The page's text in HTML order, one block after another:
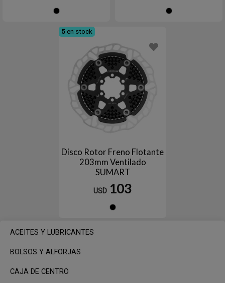
ACEITES Y LUBRICANTES
BOLSOS Y ALFORJAS
CAJA DE CENTRO
5 en stock
Disco Rotor Freno Flotante
203mm Ventilado
SUMART
USD 103